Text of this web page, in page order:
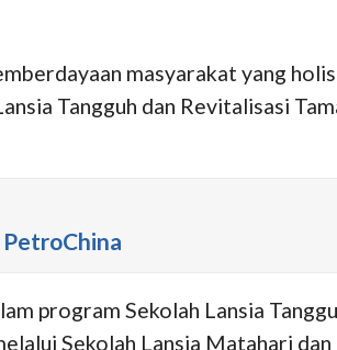
masyarakat yang
Tangguh dan Revitalisasi
program Sekolah Lansia
Sekolah Lansia Matahari